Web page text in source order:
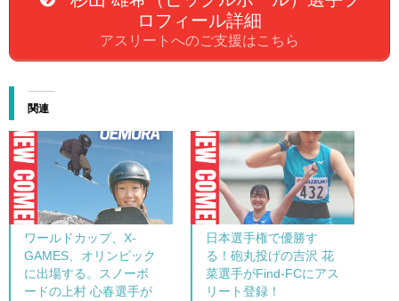
ロフィール詳細
アスリートへのご支援はこちら
関連
ワールドカップ、X-
GAMES、オリンピック
に出場する。スノーボ
ードの上村 心春選手が
日本選手権で優勝す
る！砲丸投げの吉沢 花
菜選手がFind-FCにアス
リート登録！